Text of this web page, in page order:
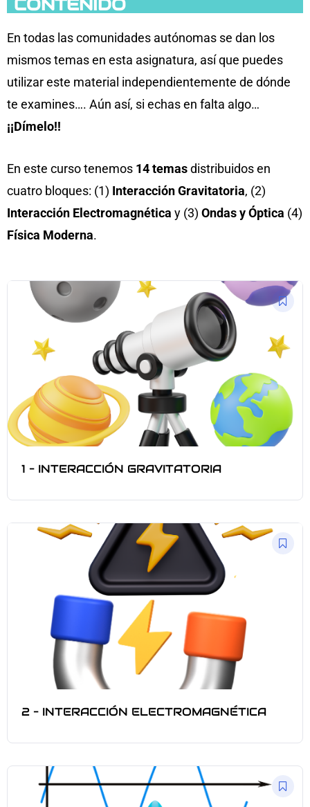
CONTENIDO
En todas las comunidades autónomas se dan los
mismos temas en esta asignatura, así que puedes
utilizar este material independientemente de dónde
te examines…. Aún así, si echas en falta algo…
¡¡Dímelo!!
En este curso tenemos 14 temasdistribuidos en
cuatro bloques: (1) Interacción Gravitatoria, (2)
Interacción Electromagnética y (3) Ondas y Óptica (4)
Física Moderna.
1 – INTERACCIÓN GRAVITATORIA
2 – INTERACCIÓN ELECTROMAGNÉTICA